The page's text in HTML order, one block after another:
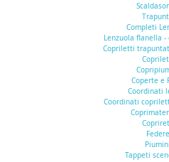
Completi
Lenzuola flanella -
Copriletti
Coperte e
Coordinati
Coordinati
Federe
Piumini
Tappeti